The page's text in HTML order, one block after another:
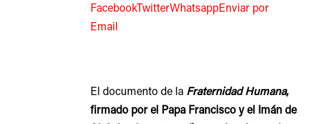
FacebookTwitterWhatsappEnviar por
Email
El documento de la Fraternidad Humana,
firmado por el Papa Francisco y el Imán de